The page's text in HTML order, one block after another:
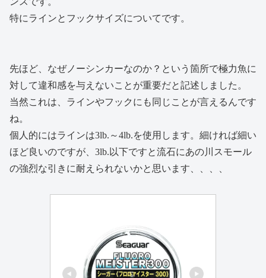
特にラインとフックサイズについてです。
先ほど、なぜノーシンカーなのか？という箇所で極力魚に
対して違和感を与えないことが重要だと記述しました。
当然これは、ラインやフックにも同じことが言えるんです
ね。
個人的にはラインは3lb.～4lb.を使用します。細ければ細い
ほど良いのですが、3lb.以下ですと流石にあの川スモール
の強烈な引きに耐えられないかと思います、、、、